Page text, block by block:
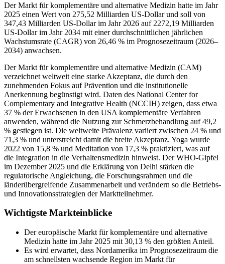
Der Markt für komplementäre und alternative Medizin hatte im Jahr
2025 einen Wert von 275,52 Milliarden US-Dollar und soll von
347,43 Milliarden US-Dollar im Jahr 2026 auf 2272,19 Milliarden
US-Dollar im Jahr 2034 mit einer durchschnittlichen jährlichen
Wachstumsrate (CAGR) von 26,46 % im Prognosezeitraum (2026–
2034) anwachsen.
Der Markt für komplementäre und alternative Medizin (CAM)
verzeichnet weltweit eine starke Akzeptanz, die durch den
zunehmenden Fokus auf Prävention und die institutionelle
Anerkennung begünstigt wird. Daten des National Center for
Complementary and Integrative Health (NCCIH) zeigen, dass etwa
37 % der Erwachsenen in den USA komplementäre Verfahren
anwenden, während die Nutzung zur Schmerzbehandlung auf 49,2
% gestiegen ist. Die weltweite Prävalenz variiert zwischen 24 % und
71,3 % und unterstreicht damit die breite Akzeptanz. Yoga wurde
2022 von 15,8 % und Meditation von 17,3 % praktiziert, was auf
die Integration in die Verhaltensmedizin hinweist. Der WHO-Gipfel
im Dezember 2025 und die Erklärung von Delhi stärken die
regulatorische Angleichung, die Forschungsrahmen und die
länderübergreifende Zusammenarbeit und verändern so die Betriebs-
und Innovationsstrategien der Marktteilnehmer.
Wichtigste Markteinblicke
Der europäische Markt für komplementäre und alternative
Medizin hatte im Jahr 2025 mit 30,13 % den größten Anteil.
Es wird erwartet, dass Nordamerika im Prognosezeitraum die
am schnellsten wachsende Region im Markt für